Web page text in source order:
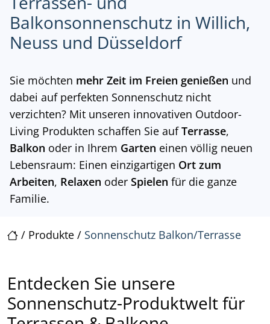
/ Produkte / Sonnenschutz Balkon/Terrasse
Balkonsonnenschutz in Willich,
Neuss und Düsseldorf
Sie möchten mehr Zeit im Freien genießen und
dabei auf perfekten Sonnenschutz nicht
verzichten? Mit unseren innovativen Outdoor-
Living Produkten schaffen Sie aufTerrasse,
Balkon oder in Ihrem Garten einen völlig neuen
Lebensraum: Einen einzigartigen Ort zum
Arbeiten, Relaxen oder Spielen für die ganze
Familie.
Entdecken Sie unsere
Sonnenschutz-Produktwelt für